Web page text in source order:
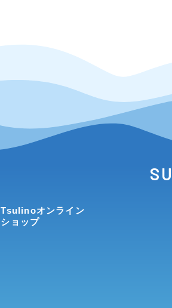
Tsulinoオンライン
ショップ